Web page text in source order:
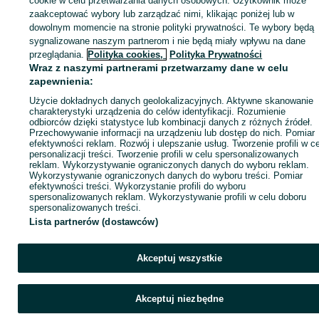
Zaloguj się / Załóż konto
Kup
zaakceptować wybory lub zarządzać nimi, klikając poniżej lub w
dowolnym momencie na stronie polityki prywatności. Te wybory będą
sygnalizowane naszym partnerom i nie będą miały wpływu na dane
przeglądania. Polityka cookies, Polityka Prywatności
Wraz z naszymi partnerami przetwarzamy dane w celu
zapewnienia:
Użycie dokładnych danych geolokalizacyjnych. Aktywne skanowanie
charakterystyki urządzenia do celów identyfikacji. Rozumienie
odbiorców dzięki statystyce lub kombinacji danych z różnych źródeł.
Przechowywanie informacji na urządzeniu lub dostęp do nich. Pomiar
efektywności reklam. Rozwój i ulepszanie usług. Tworzenie profili w
personalizacji treści. Tworzenie profili w celu spersonalizowanych
reklam. Wykorzystywanie ograniczonych danych do wyboru reklam.
Wykorzystywanie ograniczonych danych do wyboru treści. Pomiar
efektywności treści. Wykorzystanie profili do wyboru
spersonalizowanych reklam. Wykorzystywanie profili w celu doboru
spersonalizowanych treści.
Lista partnerów (dostawców)
Akceptuj wszystkie
Akceptuj niezbędne